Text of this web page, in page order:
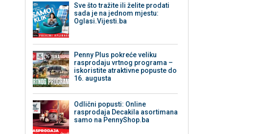
Sve što tražite ili želite prodati
sada je na jednom mjestu:
Oglasi.Vijesti.ba
Penny Plus pokreće veliku
rasprodaju vrtnog programa –
iskoristite atraktivne popuste do
16. augusta
Odlični popusti: Online
rasprodaja Decakila asortimana
samo na PennyShop.ba